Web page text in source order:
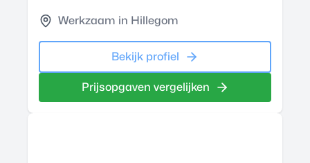
Werkzaam in Hillegom
Bekijk profiel
Prijsopgaven vergelijken